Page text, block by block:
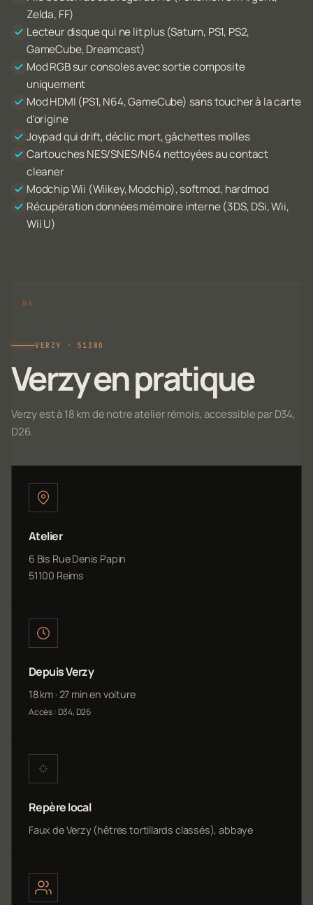
Zelda, FF)
Lecteur disque qui ne lit plus (Saturn, PS1, PS2,
GameCube, Dreamcast)
Mod RGB sur consoles avec sortie composite
uniquement
Mod HDMI (PS1, N64, GameCube) sans toucher à la carte
d'origine
Joypad qui drift, déclic mort, gâchettes molles
Cartouches NES/SNES/N64 nettoyées au contact
cleaner
Modchip Wii (Wiikey, Modchip), softmod, hardmod
Récupération données mémoire interne (3DS, DSi, Wii,
Wii U)
VERZY · 51380
Verzy en pratique
Verzy est à 18 km de notre atelier rémois, accessible par D34,
D26.
Atelier
6 Bis Rue Denis Papin
51100 Reims
Depuis Verzy
18 km · 27 min en voiture
Accès : D34, D26
Repère local
Faux de Verzy (hêtres tortillards classés), abbaye